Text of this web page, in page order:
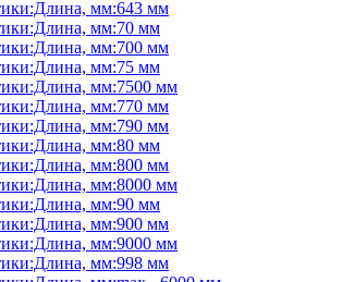
мм:643 мм
мм:70 мм
мм:700 мм
мм:75 мм
мм:7500 мм
мм:770 мм
мм:790 мм
мм:80 мм
мм:800 мм
мм:8000 мм
мм:90 мм
мм:900 мм
мм:9000 мм
мм:998 мм